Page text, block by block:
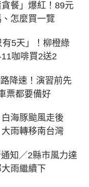
餐」爆紅！89元
怎麼買一覽
5天」！柳橙綠
咖啡買2送2
降速！演習前先
票都要備好
海豚颱風走後
雨轉移南台灣
知／2縣市風力達
雨繼續下